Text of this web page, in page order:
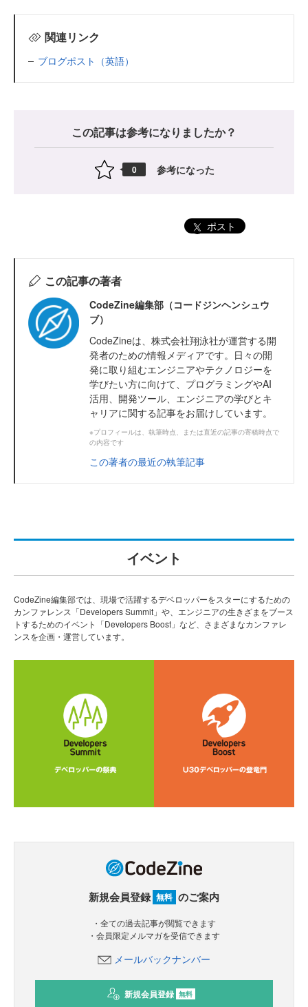
関連リンク
ブログポスト（英語）
この記事は参考になりましたか？
0 参考になった
ポスト
この記事の著者
CodeZine編集部（コードジンヘンシュウ
ブ）
CodeZineは、株式会社翔泳社が運営する開
発者のための情報メディアです。日々の開
発に取り組むエンジニアやテクノロジーを
学びたい方に向けて、プログラミングやAI
活用、開発ツール、エンジニアの学びとキ
ャリアに関する記事をお届けしています。
※プロフィールは、執筆時点、または直近の記事の寄稿時点で
の内容です
この著者の最近の執筆記事
イベント
CodeZine編集部では、現場で活躍するデベロッパーをスターにするための
カンファレンス「Developers Summit」や、エンジニアの生きざまをブース
トするためのイベント「Developers Boost」など、さまざまなカンファレ
ンスを企画・運営しています。
新規会員登録 無料 のご案内
・全ての過去記事が閲覧できます
・会員限定メルマガを受信できます
メールバックナンバー
新規会員登録 無料